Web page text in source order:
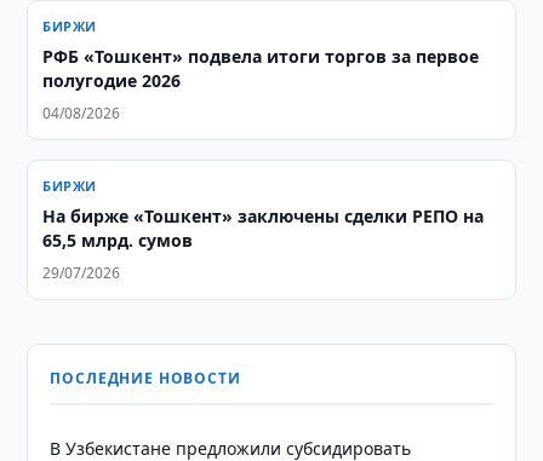
БИРЖИ
РФБ «Тошкент» подвела итоги торгов за первое
полугодие 2026
04/08/2026
БИРЖИ
На бирже «Тошкент» заключены сделки РЕПО на
65,5 млрд. сумов
29/07/2026
ПОСЛЕДНИЕ НОВОСТИ
В Узбекистане предложили субсидировать